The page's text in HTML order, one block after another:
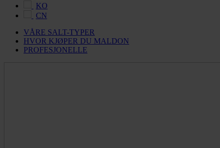
KO
CN
VÅRE SALT-TYPER
HVOR KJØPER DU MALDON
PROFESJONELLE